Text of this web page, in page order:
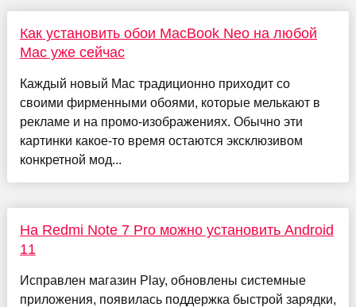
Как установить обои MacBook Neo на любой
Mac уже сейчас
Каждый новый Mac традиционно приходит со
своими фирменными обоями, которые мелькают в
рекламе и на промо-изображениях. Обычно эти
картинки какое-то время остаются эксклюзивом
конкретной мод...
На Redmi Note 7 Pro можно установить Android
11
Исправлен магазин Play, обновлены системные
приложения, появилась поддержка быстрой зарядки,